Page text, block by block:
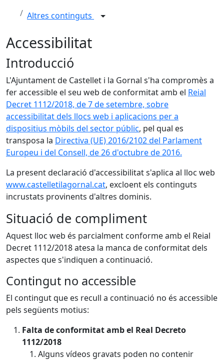
Altres continguts
Accessibilitat
Introducció
L'Ajuntament de Castellet i la Gornal s'ha compromès a
fer accessible el seu web de conformitat amb el Reial
Decret 1112/2018, de 7 de setembre, sobre
accessibilitat dels llocs web i aplicacions per a
dispositius mòbils del sector públic, pel qual es
transposa la Directiva (UE) 2016/2102 del Parlament
Europeu i del Consell, de 26 d'octubre de 2016.
La present declaració d'accessibilitat s'aplica al lloc web
www.castelletilagornal.cat, excloent els continguts
incrustats provinents d'altres dominis.
Situació de compliment
Aquest lloc web és parcialment conforme amb el Reial
Decret 1112/2018 atesa la manca de conformitat dels
aspectes que s'indiquen a continuació.
Contingut no accessible
El contingut que es recull a continuació no és accessible
pels següents motius:
Falta de conformitat amb el Real Decreto
1112/2018
Alguns vídeos gravats poden no contenir